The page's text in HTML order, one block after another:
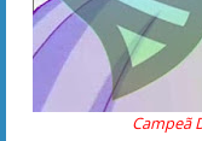
Campeã